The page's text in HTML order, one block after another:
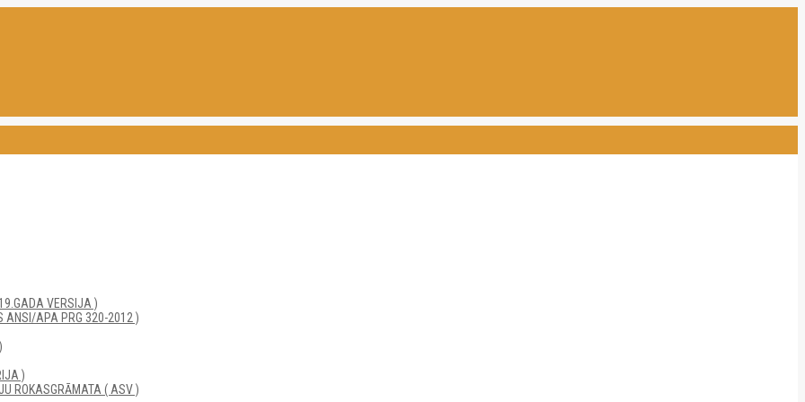
VERSIJA )
ANSI/APA PRG 320-2012 )
)
ROKASGRĀMATA ( ASV )